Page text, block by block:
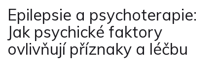
Epilepsie a psychoterapie:
Jak psychické faktory
ovlivňují příznaky a léčbu